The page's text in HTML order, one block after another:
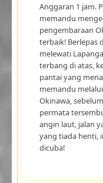
Anggaran 1 jam.
memandu
pengembaraan
terbaik! Berlepas
melewati
terbang di atas,
pantai yang
memandu
Okinawa,
permata
angin laut, jalan
yang tiada henti,
dicuba!